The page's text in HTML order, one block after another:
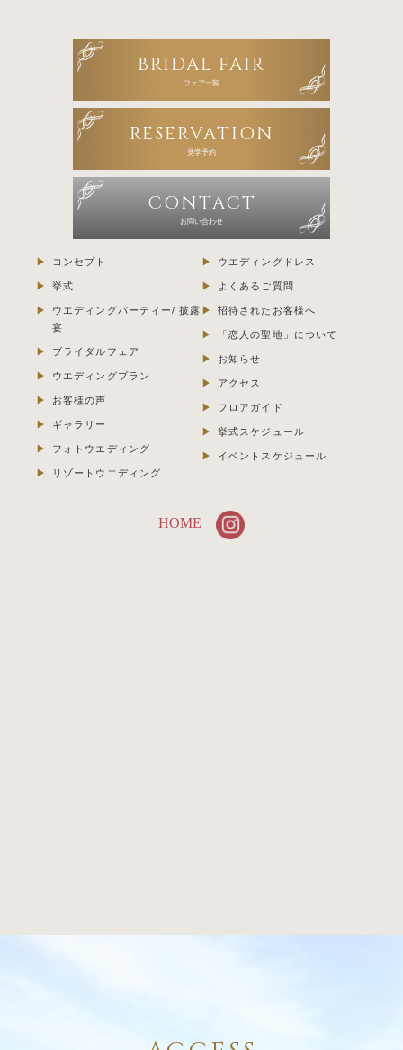
BRIDAL FAIR
フェア一覧
RESERVATION
見学予約
CONTACT
お問い合わせ
コンセプト
挙式
ウエディングパーティー/ 披露
宴
ブライダルフェア
ウエディングプラン
お客様の声
ギャラリー
フォトウエディング
リゾートウエディング
ウエディングドレス
よくあるご質問
招待されたお客様へ
「恋人の聖地」について
お知らせ
アクセス
フロアガイド
挙式スケジュール
イベントスケジュール
HOME